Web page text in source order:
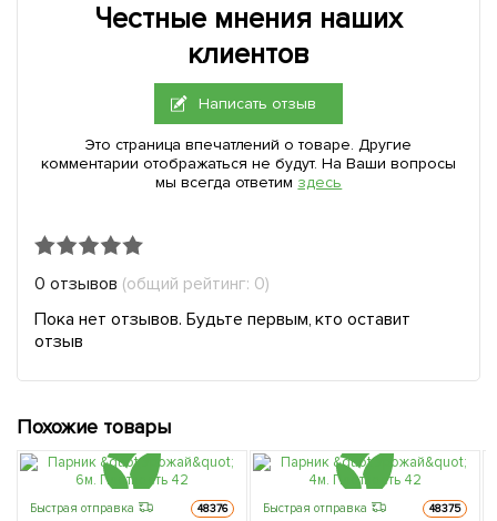
Честные мнения наших
клиентов
Написать отзыв
Это страница впечатлений о товаре. Другие
комментарии отображаться не будут. На Ваши вопросы
мы всегда ответим здесь
0 отзывов (общий рейтинг: 0)
Пока нет отзывов. Будьте первым, кто оставит
отзыв
Похожие товары
Быстрая отправка 48376 Быстрая отправка 48375